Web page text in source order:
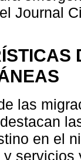
Journal
las
en el